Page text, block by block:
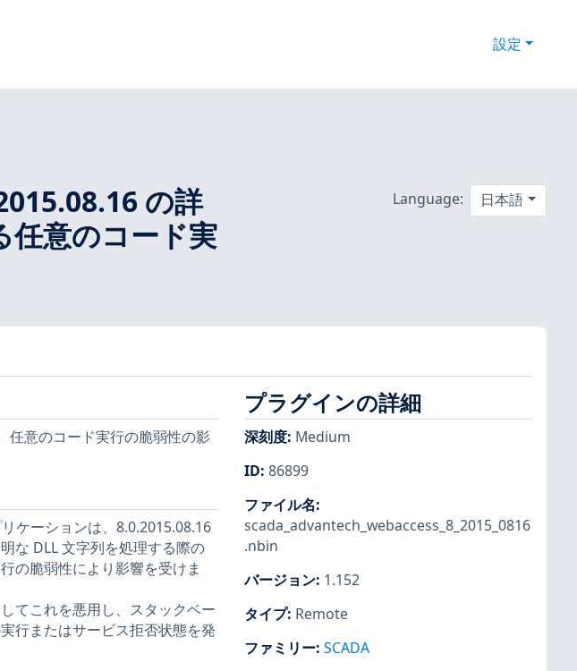
設定
の詳
任意のコード実
Language: 日本語
任意のコード実行の脆弱性の影
ケーションは、8.0.2015.08.16
な DLL 文字列を処理する際の
の脆弱性により影響を受けま
てこれを悪用し、スタックベー
行またはサービス拒否状態を発
プラグインの詳細
深刻度: Medium
ID: 86899
ファイル名:
scada_advantech_webaccess_8_2015_0816
.nbin
バージョン: 1.152
タイプ: Remote
ファミリー: SCADA